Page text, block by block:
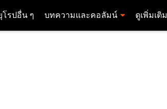
รปอื่น ๆ บทความและคอลัมน์ ดูเพิ่มเติม